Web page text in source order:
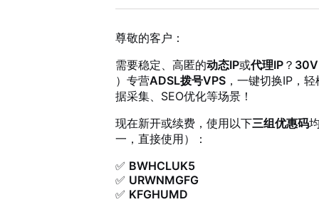
尊敬的客户：
需要稳定、高匿的动态IP或代理IP ？
）专营ADSL拨号VPS ，一键切换IP，
据采集、SEO优化等场景！
现在新开或续费，使用以下三组优惠码
一，直接使用）：
✅ BWHCLUK5
✅ URWNMGFG
✅ KFGHUMD